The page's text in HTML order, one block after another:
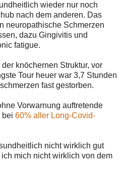
wieder nur noch
nach dem anderen. Das
neuropathische Schmerzen
dazu Gingivitis und
fatigue.
knöchernen Struktur, vor
Tour heuer war 3,7 Stunden
fast gestorben.
Vorwarnung auftretende
bei 60% aller Long-Covid-
nicht wirklich gut
mich nicht wirklich von dem